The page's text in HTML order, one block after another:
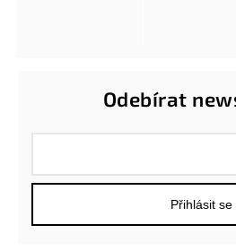
Odebírat
Přihlásit se